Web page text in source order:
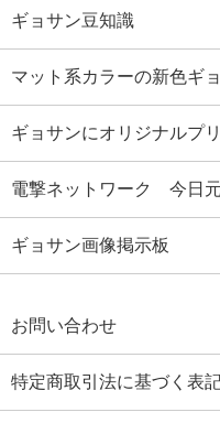
ギョサン豆知識
マット系カラーの新色ギ
ギョサンにオリジナルプ
電撃ネットワーク 今日
ギョサン画像掲示板
お問い合わせ
特定商取引法に基づく表